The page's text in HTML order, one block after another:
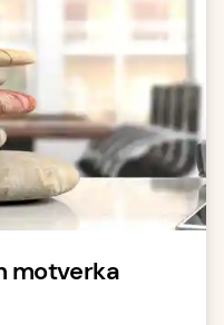
motverka